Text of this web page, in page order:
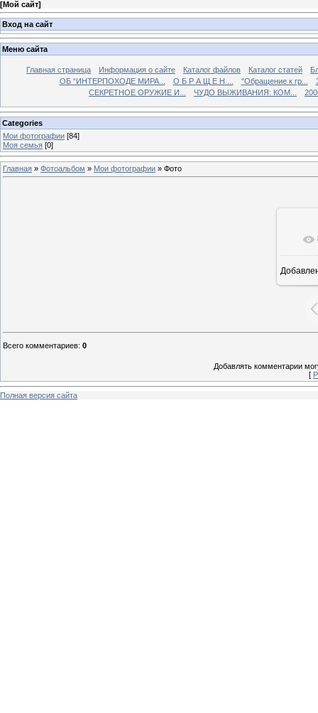
[Мой сайт]
Вход на сайт
Меню сайта
Главная страница Информация о сайте Каталог файлов Каталог статей
ОБ “ИНТЕРПОХОДЕ МИРА...
О Б Р А Щ Е Н ... "Обращение к гр...
СЕКРЕТНОЕ ОРУЖИЕ И...
ЧУДО ВЫЖИВАНИЯ: КОМ...
Categories
Мои фотографии [84]
Моя семья [0]
Главная » Фотоальбом » Мои фотографии » Фото
Всего комментариев: 0
Добавлять комментарии
[
Полная версия сайта